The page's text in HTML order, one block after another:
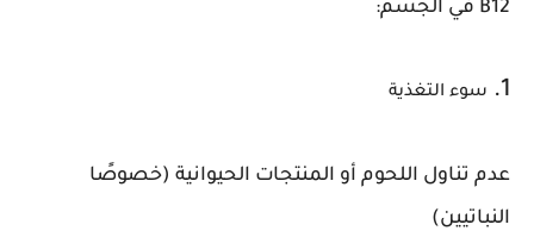
B12 في الجسم:
1. سوء التغذية
عدم تناول اللحوم أو المنتجات الحيوانية (خصوصًا
النباتيين)